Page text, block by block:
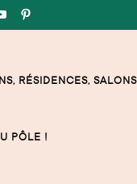
RÉSIDENCES, SALONS
PÔLE !